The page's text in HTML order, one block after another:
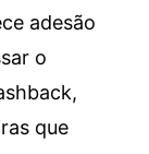
adesão
o
que